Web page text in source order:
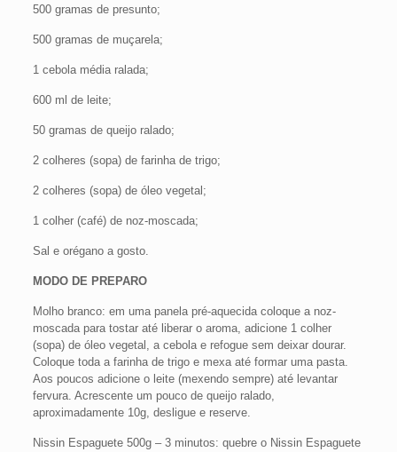
500 gramas de presunto;
500 gramas de muçarela;
1 cebola média ralada;
600 ml de leite;
50 gramas de queijo ralado;
2 colheres (sopa) de farinha de trigo;
2 colheres (sopa) de óleo vegetal;
1 colher (café) de noz-moscada;
Sal e orégano a gosto.
MODO DE PREPARO
Molho branco: em uma panela pré-aquecida coloque a noz-
moscada para tostar até liberar o aroma, adicione 1 colher
(sopa) de óleo vegetal, a cebola e refogue sem deixar dourar.
Coloque toda a farinha de trigo e mexa até formar uma pasta.
Aos poucos adicione o leite (mexendo sempre) até levantar
fervura. Acrescente um pouco de queijo ralado,
aproximadamente 10g, desligue e reserve.
Nissin Espaguete 500g – 3 minutos: quebre o Nissin Espaguete